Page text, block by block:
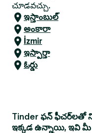
చూడవచ్చు.
ఇస్తాంబుల్
అంకారా
İzmir
ఇస్పార్తా
ఓర్డు
Tinder ఫన్ ఫీచర్‌లతో
ఇక్కడ ఉన్నాయి, ఇవి మీ